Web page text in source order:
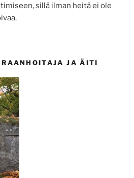
sillä ilman heitä ei ole
JA ÄITI